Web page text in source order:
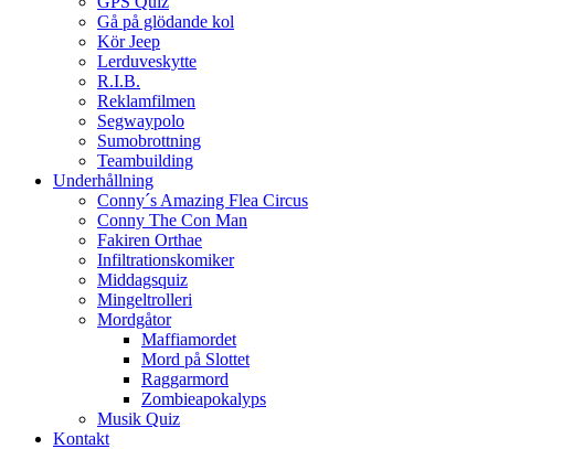
Gå på glödande kol
Kör Jeep
Lerduveskytte
R.I.B.
Reklamfilmen
Segwaypolo
Sumobrottning
Teambuilding
Underhållning
Conny´s Amazing Flea Circus
Conny The Con Man
Fakiren Orthae
Infiltrationskomiker
Middagsquiz
Mingeltrolleri
Mordgåtor
Maffiamordet
Mord på Slottet
Raggarmord
Zombieapokalyps
Musik Quiz
Kontakt